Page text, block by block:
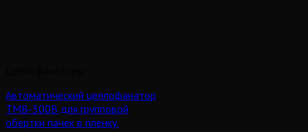
Автоматический целлофанатор
TMB-300B для групповой
обертки пачек в пленку.